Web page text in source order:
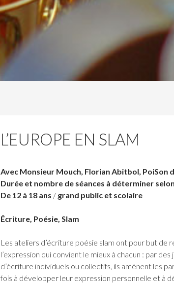
L’EUROPE EN SLAM
Avec Monsieur Mouch, Florian Abitbol, PoiSon
Durée et nombre de séances à déterminer
De 12 à 18 ans / grand public et scolaire
Écriture, Poésie, Slam
Les ateliers d’écriture poésie slam ont pour but de
l’expression qui convient le mieux à chacun : par des
d’écriture individuels ou collectifs, ils amènent les
fois à développer leur expression personnelle et à